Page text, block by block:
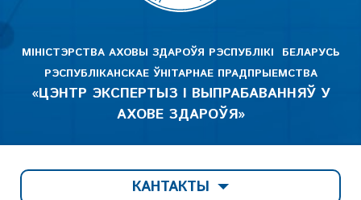
МІНІСТЭРСТВА АХОВЫ ЗДАРОЎЯ РЭСПУБЛІКІ БЕЛАРУСЬ
РЭСПУБЛІКАНСКАЕ ЎНІТАРНАЕ ПРАДПРЫЕМСТВА
«ЦЭНТР ЭКСПЕРТЫЗ І ВЫПРАБАВАННЯЎ У
АХОВЕ ЗДАРОЎЯ»
КАНТАКТЫ